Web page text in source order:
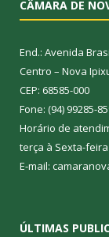
CÂMARA DE
End.: Avenida
Centro – Nova
CEP: 68585-000
Fone: (94) 99285-
Horário de
terça à Sexta-feira
E-mail:
ÚLTIMAS